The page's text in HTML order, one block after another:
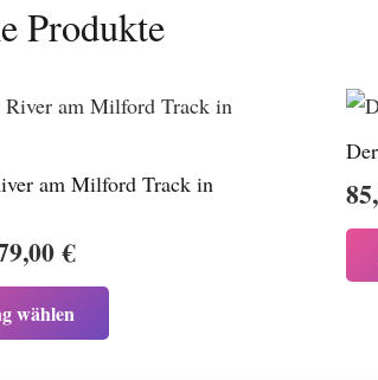
Produkte
am Milford Track in
€Preisspanne:
85,00 €
wählen